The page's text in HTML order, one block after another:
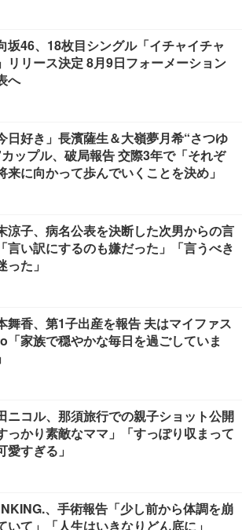
坂46、18枚目シングル「イチャイチャ
リリース決定 8月9日フォーメーション
へ
日好き」長濱薩生＆大嶺夢月希“さつゆ
ップル、破局報告 交際3年で「それぞ
来に向かって歩んでいくことを決め」
涼子、病名公表を決断した次男からの言
言い訳にするのも嫌だった」「言うべき
った」
舞香、第1子出産を報告 夫はマイファス
「家族で穏やかな毎日を過ごしていま
ニコル、那須旅行での親子ショット公開
っかり素敵なママ」「すっぽり収まって
愛すぎる」
、手術報告「少し前から体調を崩
いて」「人生はいきなりどん底に」